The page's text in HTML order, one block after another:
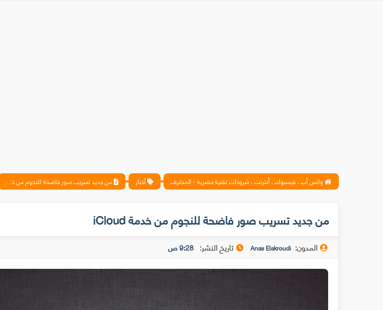
واتس آب ، فيسبوك ، أنترنت ، شروحات تقنية حصرية - المحترف أخبار من جديد تسريب صور فاضحة للنجوم من خدمة iCloud
من جديد تسريب صور فاضحة للنجوم من خدمة iCloud
المدون: Anas Elakroudi تاريخ النشر: 9:28 ص